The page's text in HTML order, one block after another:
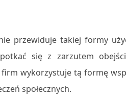
przewiduje takiej formy
się z zarzutem
wykorzystuje tą formę
społecznych.